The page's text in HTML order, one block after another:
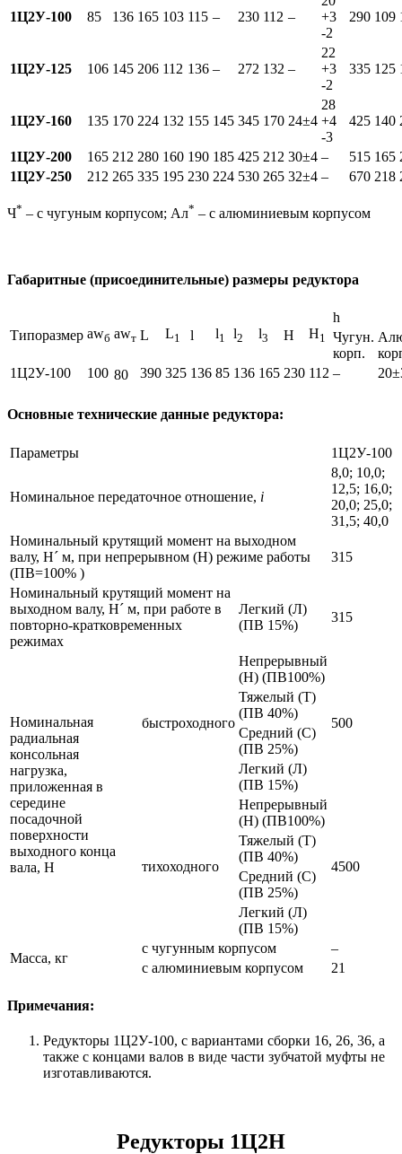
1Ц2У-100 85 136 165 103 115 – 230 112 –
+3
-2
290 109
1Ц2У-125 106 145 206 112 136 – 272 132 –
22
+3
-2
335 125
1Ц2У-160 135 170 224 132 155 145 345 170 24±4
28
+4
-3
425 140
1Ц2У-200 165 212 280 160 190 185 425 212 30±4 – 515 165
1Ц2У-250
212 265 335 195 230 224 530 265 32±4 – 670 218
Ч* – с чугуным корпусом; Ал* – с алюминиевым корпусом
Габаритные (присоединительные) размеры редуктора
Типоразмер awб awт L L1 l l1 l2 l3 H H1
h
Чугун.
корп.
1Ц2У-100
100 80 390 325 136 85 136 165 230 112 –
Основные технические данные редуктора:
Параметры 1Ц2У-100
Номинальное передаточное отношение, i
8,0; 10,0;
12,5; 16,0;
20,0; 25,0;
31,5; 40,0
Номинальный крутящий момент на выходном
валу, Н´ м, при непрерывном (Н) режиме работы
(ПВ=100% )
315
Номинальный крутящий момент на
выходном валу, Н´ м, при работе в
повторно-кратковременных
режимах
Легкий (Л)
(ПВ 15%)
315
Номинальная
радиальная
консольная
нагрузка,
приложенная в
середине
посадочной
поверхности
выходного конца
вала, Н
быстроходного
Непрерывный
(Н) (ПВ100%)
500
Тяжелый (Т)
(ПВ 40%)
Средний (С)
(ПВ 25%)
Легкий (Л)
(ПВ 15%)
тихоходного
Непрерывный
(Н) (ПВ100%)
4500
Тяжелый (Т)
(ПВ 40%)
Средний (С)
(ПВ 25%)
Легкий (Л)
(ПВ 15%)
Масса, кг
с чугунным корпусом
–
с алюминиевым корпусом
21
Примечания:
Редукторы 1Ц2У-100, с вариантами сборки 16, 26, 36, а
также с концами валов в виде части зубчатой муфты не
изготавливаются.
Редукторы 1Ц2Н